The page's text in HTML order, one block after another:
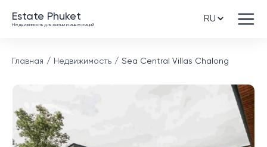
Estate Phuket
Недвижимость для жизни и инвестиций
Главная Недвижимость Sea Central Villas Chalong